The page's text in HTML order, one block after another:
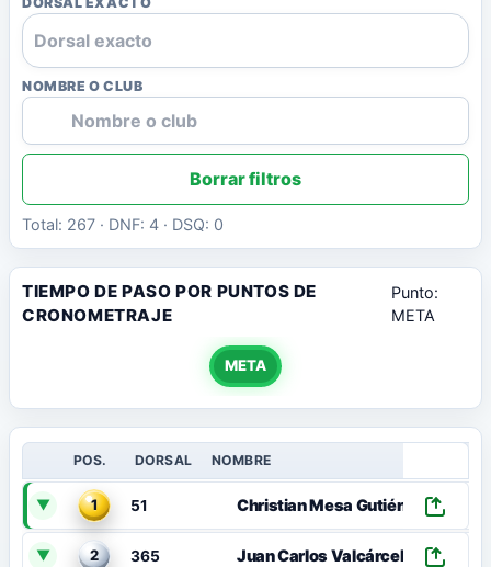
NOMBRE O CLUB
Borrar filtros
Total: 267 · DNF: 4 · DSQ: 0
TIEMPO DE PASO POR PUNTOS DE
CRONOMETRAJE
Punto:
META
META
POS. DORSAL NOMBRE
▼ 1 51 Christian Mesa Gutiérrez
▼ 2 365 Juan Carlos Valcárcel Llorca